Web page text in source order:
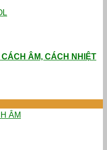
ÂM, CÁCH NHIỆT